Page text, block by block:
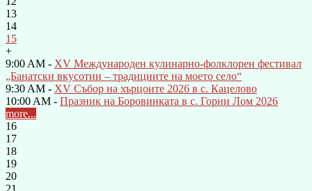
13
14
15
+
9:00 AM - XV Международен кулинарно-фолклорен фестивал
„Банатски вкусотии – традициите на моето село“
9:30 AM - XV Събор на хърцоите 2026 в с. Кацелово
10:00 AM - Празник на Боровинката в с. Горни Лом 2026
more...
16
17
18
19
20
21